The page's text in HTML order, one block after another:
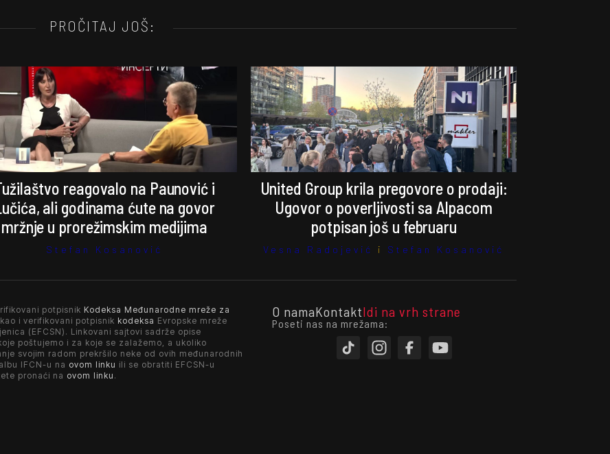
PROČITAJ JOŠ:
reagovalo na Paunović i
ali godinama ćute na govor
mržnje u prorežimskim medijima
Stefan Kosanović
United Group krila pregovore o prodaji:
Ugovor o poverljivosti sa Alpacom
potpisan još u februaru
Vesna Radojević i Stefan Kosanović
potpisnik Kodeksa Međunarodne mreže za
i verifikovani potpisnik kodeksa Evropske mreže
(EFCSN). Linkovani sajtovi sadrže opise
poštujemo i za koje se zalažemo, a ukoliko
svojim radom prekršilo neke od ovih međunarodnih
IFCN-u na ovom linku ili se obratiti EFCSN-u
pronaći na ovom linku .
O namaKontaktIdi na vrh strane
Poseti nas na mrežama: